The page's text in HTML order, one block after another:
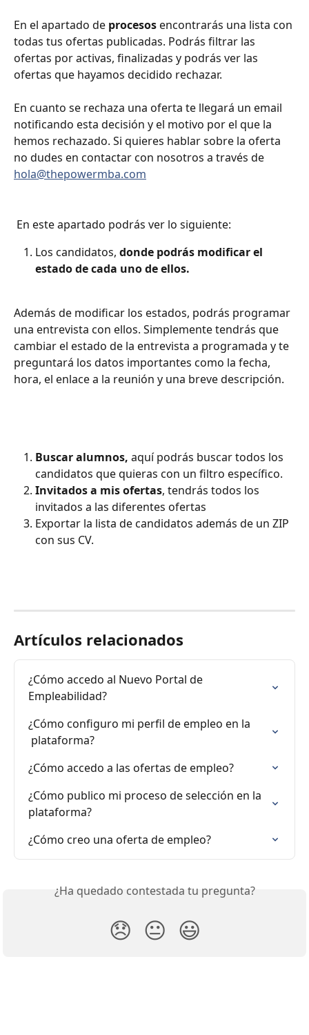
En el apartado de procesos encontrarás una lista con
todas tus ofertas publicadas. Podrás filtrar las
ofertas por activas, finalizadas y podrás ver las
ofertas que hayamos decidido rechazar.
En cuanto se rechaza una oferta te llegará un email
notificando esta decisión y el motivo por el que la
hemos rechazado. Si quieres hablar sobre la oferta
no dudes en contactar con nosotros a través de
hola@thepowermba.com
En este apartado podrás ver lo siguiente:
Los candidatos, donde podrás modificar el
estado de cada uno de ellos.
Además de modificar los estados, podrás programar
una entrevista con ellos. Simplemente tendrás que
cambiar el estado de la entrevista a programada y te
preguntará los datos importantes como la fecha,
hora, el enlace a la reunión y una breve descripción.
Buscar alumnos, aquí podrás buscar todos los
candidatos que quieras con un filtro específico.
Invitados a mis ofertas, tendrás todos los
invitados a las diferentes ofertas
Exportar la lista de candidatos además de un ZIP
con sus CV.
Artículos relacionados
¿Cómo accedo al Nuevo Portal de
Empleabilidad?
¿Cómo configuro mi perfil de empleo en la
plataforma?
¿Cómo accedo a las ofertas de empleo?
¿Cómo publico mi proceso de selección en la
plataforma?
¿Cómo creo una oferta de empleo?
¿Ha quedado contestada tu pregunta?
😞 😐 😃